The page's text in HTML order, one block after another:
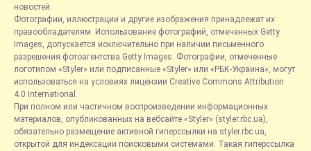
новостей.
Фотографии, иллюстрации и другие изображения принадлежат их
правообладателям. Использование фотографий, отмеченных Getty
Images, допускается исключительно при наличии письменного
разрешения фотоагентства Getty Images. Фотографии, отмеченные
логотипом «Styler» или подписанные «Styler» или «РБК-Украина», могут
использоваться на условиях лицензии Creative Commons Attribution
4.0 International.
При полном или частичном воспроизведении информационных
материалов, опубликованных на вебсайте «Styler» (styler.rbc.ua),
обязательно размещение активной гиперссылки на styler.rbc.ua,
открытой для индексации поисковыми системами. Такая гиперссылка